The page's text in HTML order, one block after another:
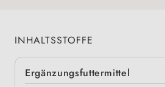
INHALTSSTOFFE
Ergänzungsfuttermittel